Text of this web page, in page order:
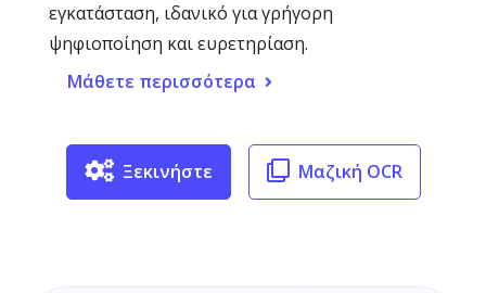
εγκατάσταση, ιδανικό για γρήγορη
ψηφιοποίηση και ευρετηρίαση.
Μάθετε περισσότερα
Ξεκινήστε Μαζική OCR